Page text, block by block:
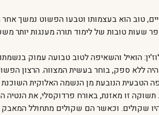
טוב הוא בעצמותו וטבעו הפשוט נמשך
שעות טובות של לימוד תורה מענגות יותר
הואיל והשאיפה לטוב טבועה עמוק
ללא ספק, בוחר בעשית המצווה. הרצון
הטבעית הנובעת מן הנשמה האלוקית
זו מאזנת, באורח פרדוקסלי, את הנטיה
שקולים. וכאשר הם שקולים מתחולל